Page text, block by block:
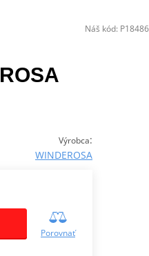
Výrobca:
WINDEROSA
Porovnať
Náš kód: P18486